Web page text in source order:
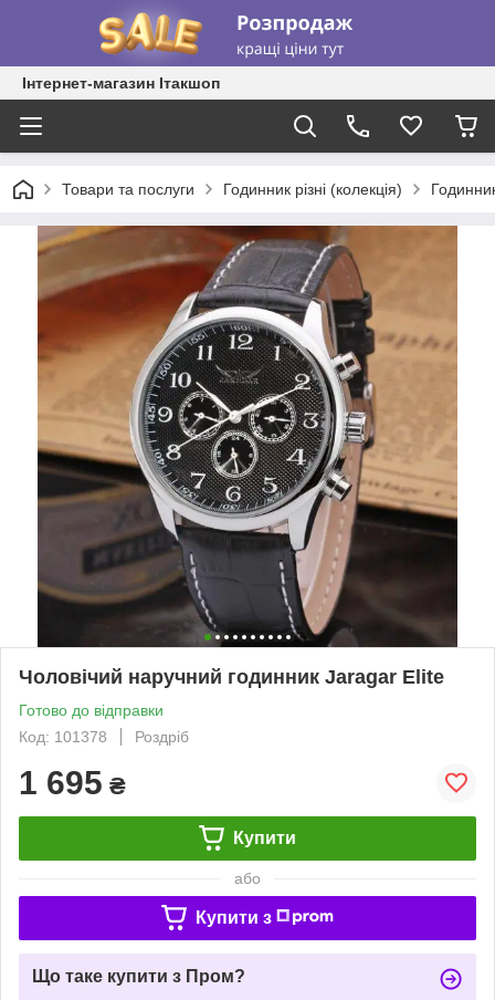
Інтернет-магазин Ітакшоп
Товари та послуги Годинник різні (колекція)
Чоловічий наручний годинник Jaragar Elite
Готово до відправки
Код: 101378
Роздріб
1 695 ₴
Купити
або
Купити з
Що таке купити з Пром?